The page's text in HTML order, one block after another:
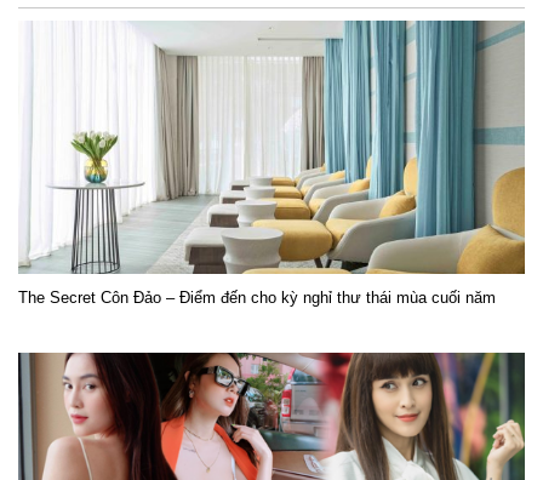
The Secret Côn Đảo – Điểm đến cho kỳ nghỉ thư thái mùa cuối năm